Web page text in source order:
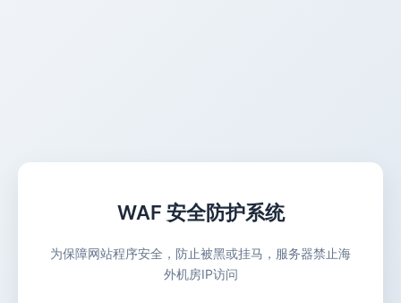
WAF 安全防护系统
为保障网站程序安全，防止被黑或挂马，服务器禁止海
外机房IP访问